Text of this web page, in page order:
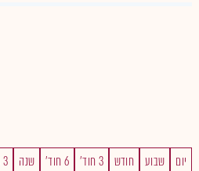
יום שבוע חודש 3 חוד' 6 חוד' שנה 3 שנים